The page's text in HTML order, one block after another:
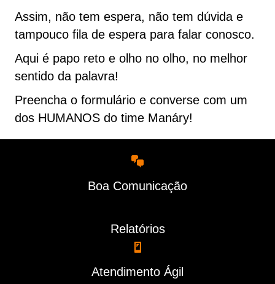
Assim, não tem espera, não tem dúvida e
tampouco fila de espera para falar conosco.
Aqui é papo reto e olho no olho, no melhor
sentido da palavra!
Preencha o formulário e converse com um
dos HUMANOS do time Manáry!
Boa Comunicação
Relatórios
Atendimento Ágil